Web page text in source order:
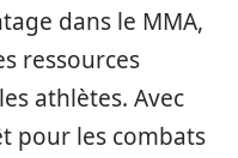
dans le MMA,
ressources
athlètes. Avec
pour les combats